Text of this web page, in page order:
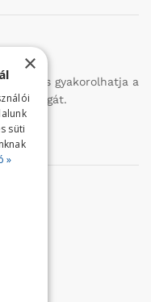
úton is gyakorolhatja a
jogát.
×
süti
»